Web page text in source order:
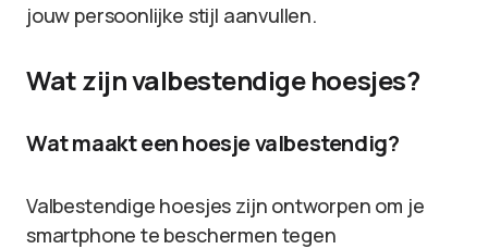
jouw persoonlijke stijl aanvullen.
Wat zijn valbestendige hoesjes?
Wat maakt een hoesje valbestendig?
Valbestendige hoesjes zijn ontworpen om je
smartphone te beschermen tegen